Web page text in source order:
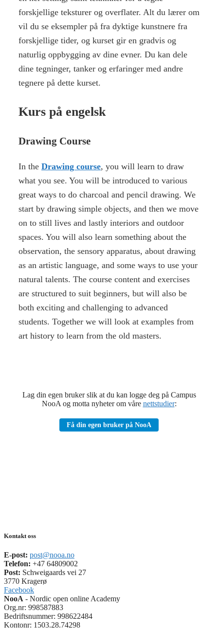
forskjellige teksturer og overflater. Alt du lærer om
vil du se eksempler på fra dyktige kunstnere fra
forskjellige tider, og kurset gir en gradvis og
naturlig oppbygging av dine evner. Du kan dele
dine tegninger, tanker og erfaringer med andre
tegnere på dette kurset.
Kurs på engelsk
Drawing Course
In the Drawing course, you will learn to draw
what you see. You will be introduced to various
great ways to do charcoal and pencil drawing. We
start by drawing simple objects, and then we move
on to still lives and lastly interiors and outdoor
spaces. You will also learn something about the
observation, the sensory apparatus, about drawing
as an artistic language, and some ways to use your
natural talents. The course content and exercises
are structured to suit beginners, but will also be
both exciting and challenging to advanced
students. Together we will look at examples from
art history to learn from the old masters.
Lag din egen bruker slik at du kan logge deg på Campus
NooA og motta nyheter om våre nettstudier:
Få din egen bruker på NooA
Kontakt oss
E-post: post@nooa.no
Telefon: +47 64809002
Post: Schweigaards vei 27
3770 Kragerø
Facebook
NooA - Nordic open online Academy
Org.nr: 998587883
Bedriftsnummer: 998622484
Kontonr: 1503.28.74298